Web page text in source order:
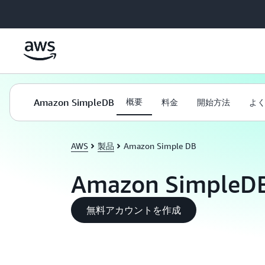
Amazon SimpleDB 概要 料金 開始方法 よ
AWS 製品 Amazon Simple DB
Amazon
無料アカウントを作成